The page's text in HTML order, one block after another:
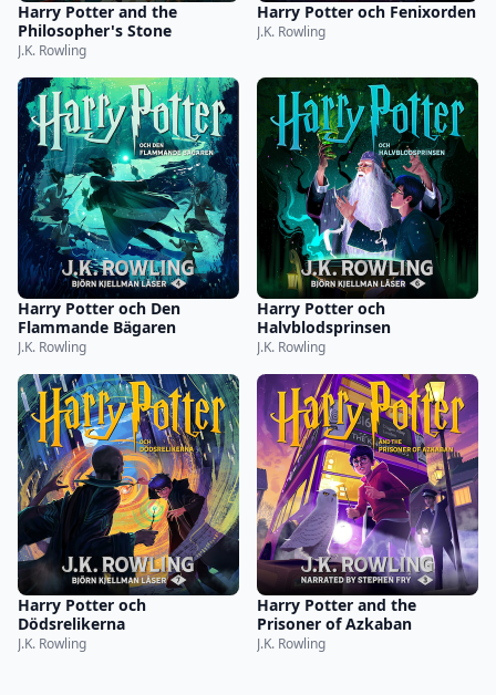
Harry Potter and the
Philosopher's Stone
J.K. Rowling
Harry Potter och Fenixorden
J.K. Rowling
Harry Potter och Den
Flammande Bägaren
J.K. Rowling
Harry Potter och
Halvblodsprinsen
J.K. Rowling
Harry Potter och
Dödsrelikerna
J.K. Rowling
Harry Potter and the
Prisoner of Azkaban
J.K. Rowling